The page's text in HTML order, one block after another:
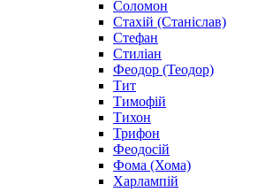
Соломон
Стахій (Станіслав)
Стефан
Стиліан
Феодор (Теодор)
Тит
Тимофій
Тихон
Трифон
Феодосій
Фома (Хома)
Харлампій